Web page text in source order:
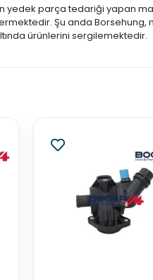
yedek parça tedariği yapan
Şu anda
ürünlerini sergilemektedir.